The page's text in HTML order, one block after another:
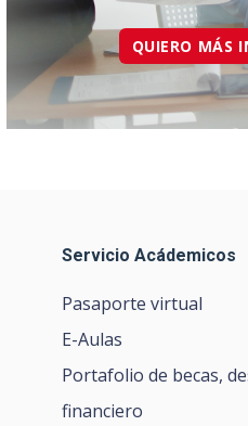
QUIERO MÁS
Servicio Acádemicos
Pasaporte virtual
E-Aulas
Portafolio de becas,
financiero